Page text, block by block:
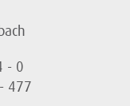
- 0
477